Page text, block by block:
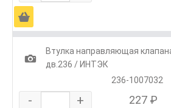
Ä
1
Втулка направляющая
дв.236 / ИНТЭК
236-1007032
- + 227 ₽